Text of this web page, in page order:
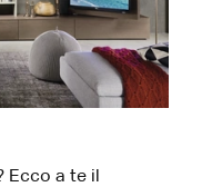
Ecco a te il